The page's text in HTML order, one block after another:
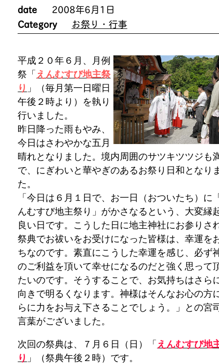
date
2008年6月1日
Category
お祭り・行事
平成２０年６月、月例
祭「 えんむすび地主祭
り 」（毎月第一日曜日
午後２時より）を執り
行いました。
昨日降った雨もやみ、
今日はさわやかな五月
晴れとなりました。境内周囲のサツキツツジも
で、にぎわいと華やぎのあるお祭り日和となり
た。
「今日は６月１日で、お一日（おついたち）に
んむすび地主祭り」がかさなるという、大変縁
良い日です。こうした日に地主神社にお参りさ
祭典でお祓いをお受けになった皆様は、幸運を
ちなのです。素直にこうした幸運を感じ、必ず
のご利益を頂いて幸せになるのだと強く思って
たいのです。そうすることで、お気持ちはさら
向きで明るくなります。神様はそんなお心の方
らに力をお与え下さることでしょう。」との宮
言葉がございました。
次回の祭典は、７月６日（日）「 えんむすび地
り 」（祭典午後２時）です。